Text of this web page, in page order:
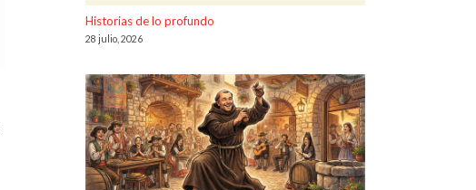
Historias de lo profundo
28 julio, 2026